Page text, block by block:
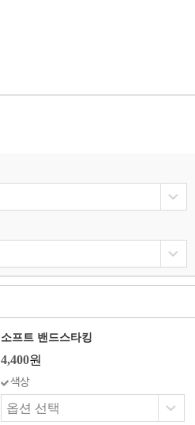
소프트 밴드스타킹
4,400원
색상